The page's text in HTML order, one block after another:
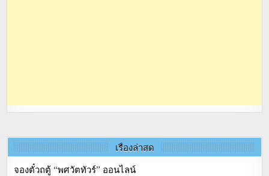
เรื่องล่าสุด
จองตั๋วถตู้ “พศวัตทัวร์” ออนไลน์